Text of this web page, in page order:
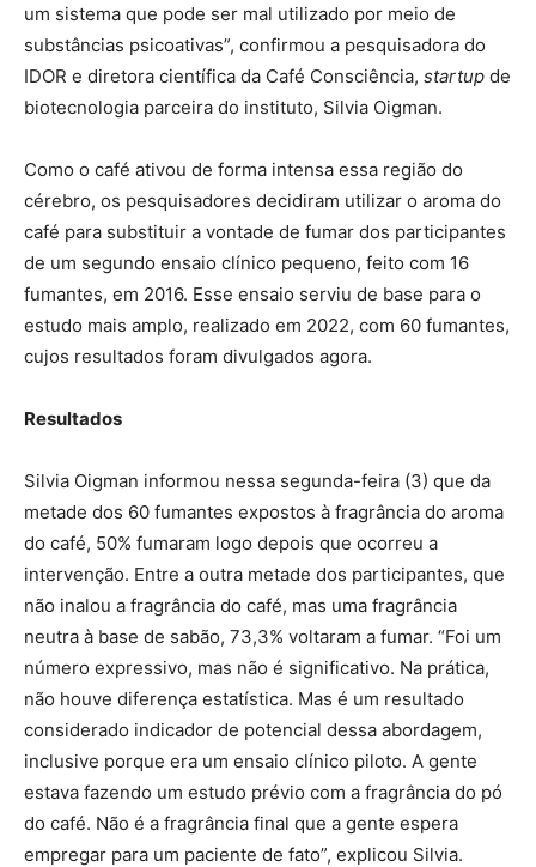
um sistema que pode ser mal utilizado por meio de
substâncias psicoativas”, confirmou a pesquisadora do
IDOR e diretora científica da Café Consciência, startup de
biotecnologia parceira do instituto, Silvia Oigman.
Como o café ativou de forma intensa essa região do
cérebro, os pesquisadores decidiram utilizar o aroma do
café para substituir a vontade de fumar dos participantes
de um segundo ensaio clínico pequeno, feito com 16
fumantes, em 2016. Esse ensaio serviu de base para o
estudo mais amplo, realizado em 2022, com 60 fumantes,
cujos resultados foram divulgados agora.
Resultados
Silvia Oigman informou nessa segunda-feira (3) que da
metade dos 60 fumantes expostos à fragrância do aroma
do café, 50% fumaram logo depois que ocorreu a
intervenção. Entre a outra metade dos participantes, que
não inalou a fragrância do café, mas uma fragrância
neutra à base de sabão, 73,3% voltaram a fumar. “Foi um
número expressivo, mas não é significativo. Na prática,
não houve diferença estatística. Mas é um resultado
considerado indicador de potencial dessa abordagem,
inclusive porque era um ensaio clínico piloto. A gente
estava fazendo um estudo prévio com a fragrância do pó
do café. Não é a fragrância final que a gente espera
empregar para um paciente de fato”, explicou Silvia.